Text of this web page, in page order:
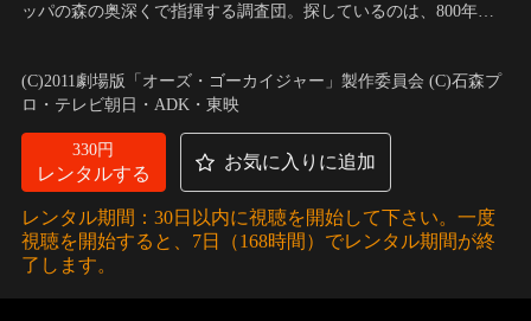
ッパの森の奥深くで指揮する調査団。探しているのは、800年前
の森林と新宿一帯がまるでメダルを裏返すかのように入れ替わ
る。
(C)2011劇場版「オーズ・ゴーカイジャー」製作委員会 (C)石森プ
ロ・テレビ朝日・ADK・東映
330円
レンタルする
お気に入りに追加
レンタル期間：30日以内に視聴を開始して下さい。一度
視聴を開始すると、7日（168時間）でレンタル期間が終
了します。